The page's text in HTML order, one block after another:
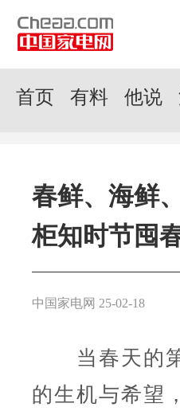
首页 有料 他说
春鲜、海鲜
柜知时节囤
中国家电网 25-02-18
当春天的第
的生机与希望